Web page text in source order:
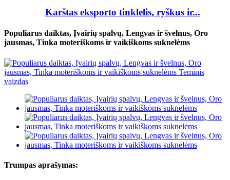
Karštas eksporto tinklelis, ryškus ir...
Populiarus daiktas, Įvairių spalvų, Lengvas ir švelnus, Oro
jausmas, Tinka moteriškoms ir vaikiškoms suknelėms
Trumpas aprašymas: